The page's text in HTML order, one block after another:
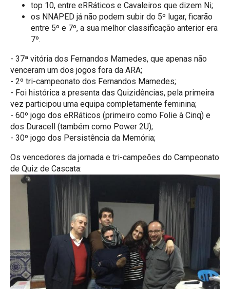
top 10, entre eRRáticos e Cavaleiros que dizem Ni;
os NNAPED já não podem subir do 5º lugar, ficarão
entre 5º e 7º, a sua melhor classificação anterior era
7º.
- 37ª vitória dos Fernandos Mamedes, que apenas não
venceram um dos jogos fora da ARA;
- 2º tri-campeonato dos Fernandos Mamedes;
- Foi histórica a presenta das Quizidências, pela primeira
vez participou uma equipa completamente feminina;
- 60º jogo dos eRRáticos (primeiro como Folie à Cinq) e
dos Duracell (também como Power 2U);
- 30º jogo dos Persistência da Memória;
Os vencedores da jornada e tri-campeões do Campeonato
de Quiz de Cascata: